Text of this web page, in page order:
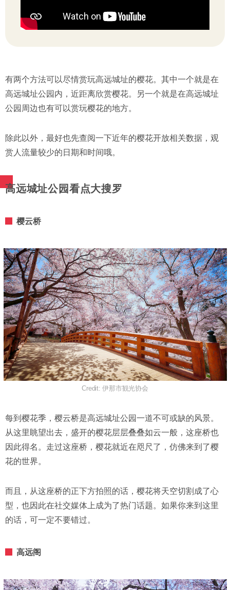
有两个方法可以尽情赏玩高远城址的樱花。其中一个就是在
高远城址公园内，近距离欣赏樱花。另一个就是在高远城址
公园周边也有可以赏玩樱花的地方。
除此以外，最好也先查阅一下近年的樱花开放相关数据，观
赏人流量较少的日期和时间哦。
高远城址公园看点大搜罗
樱云桥
Credit: 伊那市観光协会
每到樱花季，樱云桥是高远城址公园一道不可或缺的风景。
从这里眺望出去，盛开的樱花层层叠叠如云一般，这座桥也
因此得名。走过这座桥，樱花就近在咫尺了，仿佛来到了樱
花的世界。
而且，从这座桥的正下方拍照的话，樱花将天空切割成了心
型，也因此在社交媒体上成为了热门话题。如果你来到这里
的话，可一定不要错过。
高远阁